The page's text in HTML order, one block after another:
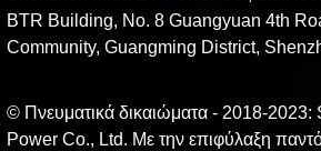
BTR Building, No. 8 Guangyuan 4th
Community, Guangming District,
© Πνευματικά δικαιώματα - 2018-
Power Co., Ltd. Με την επιφύλαξη